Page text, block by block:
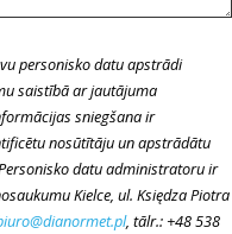
personisko datu apstrādi
saistībā ar jautājuma
sniegšana ir
nosūtītāju un apstrādātu
datu administratoru ir
Kielce, ul. Księdza Piotra
, tālr.: +48 538